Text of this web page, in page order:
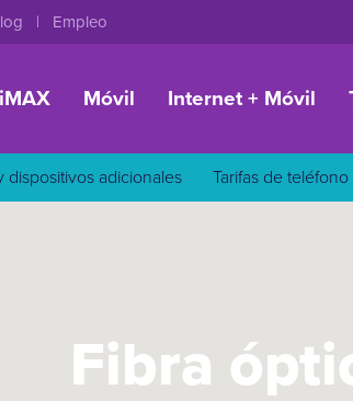
Empleo
Móvil Internet + Móvil
dispositivos adicionales Tarifas de teléfono
Fibra